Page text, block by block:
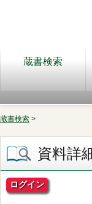
蔵書検索
蔵書検索 >
資料詳
ログイン